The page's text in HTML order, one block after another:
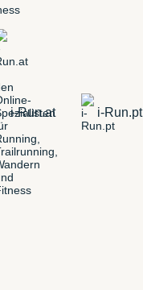
i-Run.at i-Run.pt